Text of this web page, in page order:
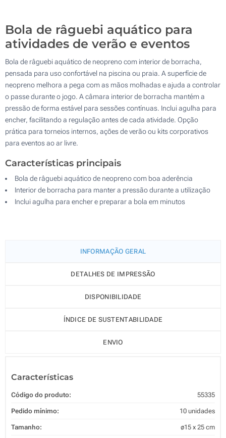
Bola de râguebi aquático para
atividades de verão e eventos
Bola de râguebi aquático de neopreno com interior de borracha,
pensada para uso confortável na piscina ou praia. A superfície de
neopreno melhora a pega com as mãos molhadas e ajuda a controlar
o passe durante o jogo. A câmara interior de borracha mantém a
pressão de forma estável para sessões contínuas. Inclui agulha para
encher, facilitando a regulação antes de cada atividade. Opção
prática para torneios internos, ações de verão ou kits corporativos
para eventos ao ar livre.
Características principais
Bola de râguebi aquático de neopreno com boa aderência
Interior de borracha para manter a pressão durante a utilização
Inclui agulha para encher e preparar a bola em minutos
INFORMAÇÃO GERAL
DETALHES DE IMPRESSÃO
DISPONIBILIDADE
ÍNDICE DE SUSTENTABILIDADE
ENVIO
Características
Código do produto: 55335
Pedido mínimo: 10 unidades
Tamanho: ø15 x 25 cm